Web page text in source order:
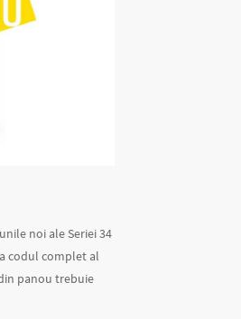
noi ale Seriei 34
codul complet al
panou trebuie